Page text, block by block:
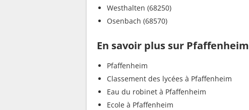
Westhalten (68250)
Osenbach (68570)
En savoir plus sur Pfaffenheim
Pfaffenheim
Classement des lycées à Pfaffenheim
Eau du robinet à Pfaffenheim
Ecole à Pfaffenheim